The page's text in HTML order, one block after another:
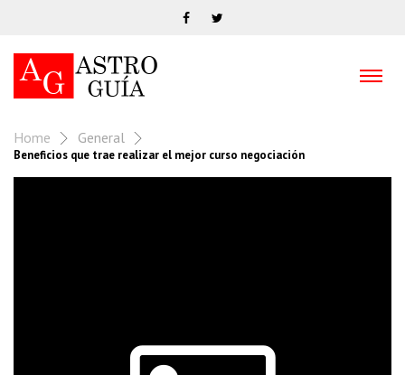
Home General
Beneficios que trae realizar el mejor curso negociación